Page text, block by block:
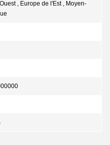
, Europe de l'Est , Moyen-